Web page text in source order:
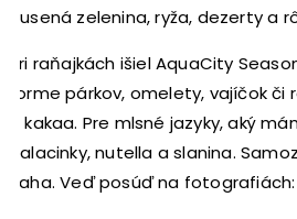
dusená zelenina, ryža, dezerty a
Pri raňajkách išiel AquaCity
forme párkov, omelety, vajíčok či
a kakaa. Pre mlsné jazyky, aký
palacinky, nutella a slanina.
haha. Veď posúď na fotografiách: